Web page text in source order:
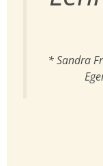
* Sandra